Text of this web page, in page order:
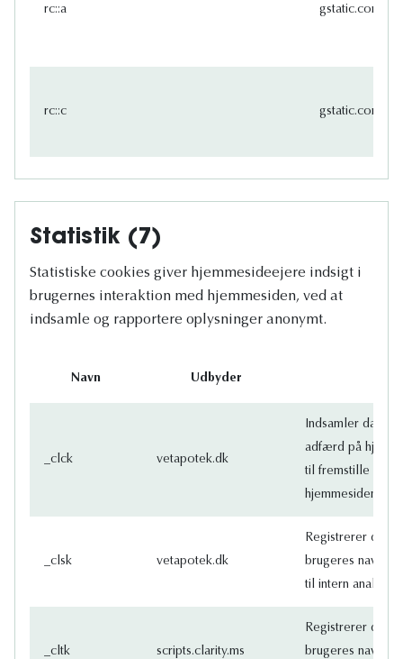
rc::a gstatic.com
rc::c gstatic.com
Statistik (7)
Statistiske cookies giver hjemmesideejere indsigt i
brugernes interaktion med hjemmesiden, ved at
indsamle og rapportere oplysninger anonymt.
Navn Udbyder
_clck vetapotek.dk
Indsamler data
adfærd på
til fremstille
hjemmesidens
_clsk vetapotek.dk
Registrerer data
brugeres
til intern analyse
_cltk scripts.clarity.ms
Registrerer data
brugeres